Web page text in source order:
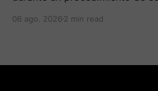
06 ago. 2026 2 min read